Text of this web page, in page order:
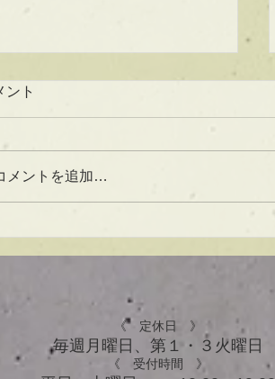
バスオイル★
ント
メントを追加…
《 定休日 》
毎週月曜日、​第１・３火曜日
《 受付時間 》